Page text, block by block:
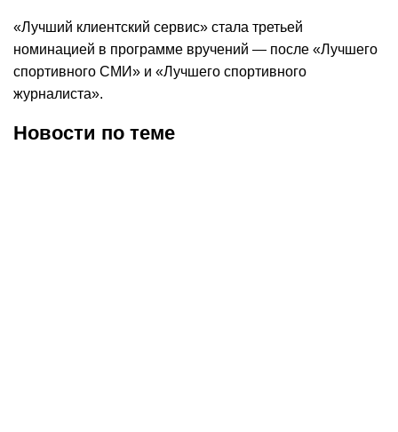
«Лучший клиентский сервис» стала третьей
номинацией в программе вручений — после «Лучшего
спортивного СМИ» и «Лучшего спортивного
журналиста».
Новости по теме